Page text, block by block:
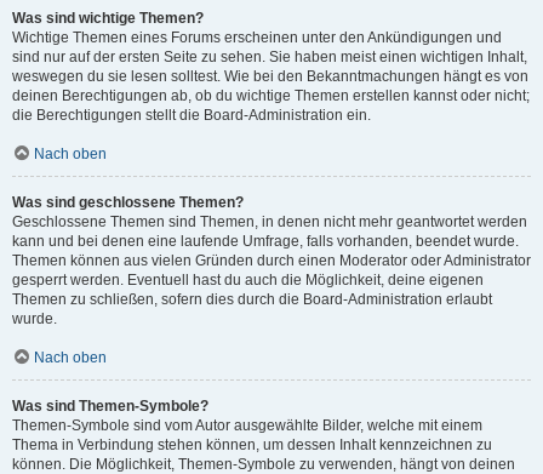
Was sind wichtige Themen?
Wichtige Themen eines Forums erscheinen unter den Ankündigungen und
sind nur auf der ersten Seite zu sehen. Sie haben meist einen wichtigen Inhalt,
weswegen du sie lesen solltest. Wie bei den Bekanntmachungen hängt es von
deinen Berechtigungen ab, ob du wichtige Themen erstellen kannst oder nicht;
die Berechtigungen stellt die Board-Administration ein.
Nach oben
Was sind geschlossene Themen?
Geschlossene Themen sind Themen, in denen nicht mehr geantwortet werden
kann und bei denen eine laufende Umfrage, falls vorhanden, beendet wurde.
Themen können aus vielen Gründen durch einen Moderator oder Administrator
gesperrt werden. Eventuell hast du auch die Möglichkeit, deine eigenen
Themen zu schließen, sofern dies durch die Board-Administration erlaubt
wurde.
Nach oben
Was sind Themen-Symbole?
Themen-Symbole sind vom Autor ausgewählte Bilder, welche mit einem
Thema in Verbindung stehen können, um dessen Inhalt kennzeichnen zu
können. Die Möglichkeit, Themen-Symbole zu verwenden, hängt von deinen